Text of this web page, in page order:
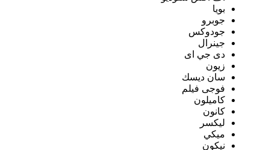
بويا
جوبرو
جودوكس
جينرال
دى جي اى
زيون
سان ديسك
فوجى فيلم
كاميلون
كانون
ليكسر
ميكي
نيكون